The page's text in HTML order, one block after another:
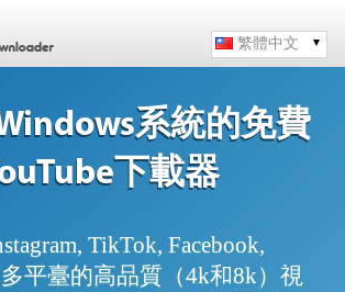
繁體中文
系統的免費
下載器
TikTok, Facebook,
平臺的高品質（4k和8k）視